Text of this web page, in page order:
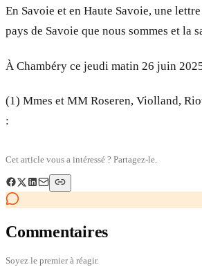
En Savoie et en Haute Savoie, une
pays de Savoie que nous sommes et la
À Chambéry ce jeudi matin 26 juin
(1) Mmes et MM Roseren, Violland,
:
Cet article vous a intéressé ? Partagez-le.
Commentaires
Soyez le premier à réagir.